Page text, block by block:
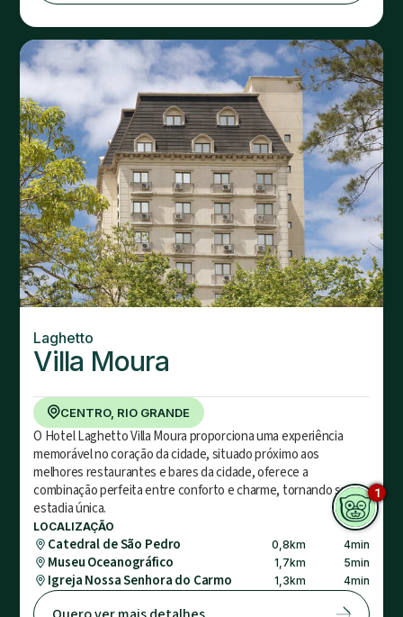
Laghetto
Villa Moura
CENTRO, RIO GRANDE
O Hotel Laghetto Villa Moura proporciona uma experiência
memorável no coração da cidade, situado próximo aos
melhores restaurantes e bares da cidade, oferece a
combinação perfeita entre conforto e charme, tornando sua
estadia única.
LOCALIZAÇÃO
Catedral de São Pedro 0,8km 4min
Museu Oceanográfico 1,7km 5min
Igreja Nossa Senhora do Carmo 1,3km 4min
1